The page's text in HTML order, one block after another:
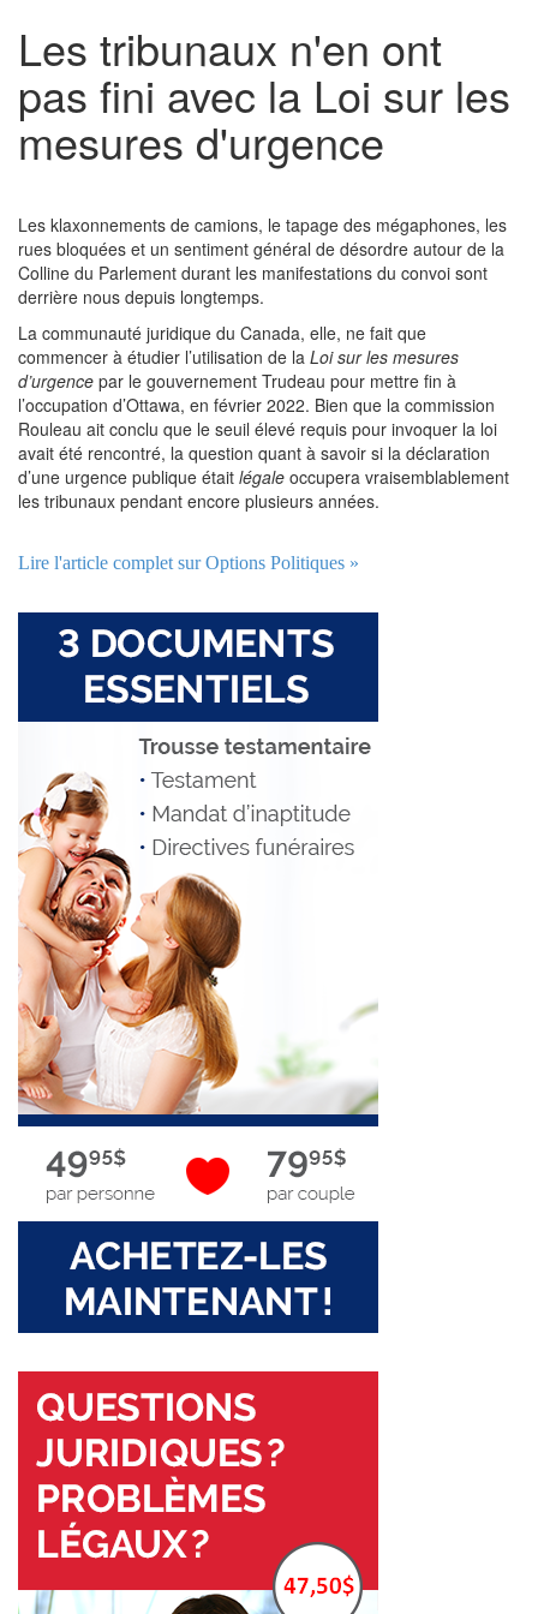
Les tribunaux n'en ont
pas fini avec la Loi sur les
mesures d'urgence
Les klaxonnements de camions, le tapage des mégaphones, les
rues bloquées et un sentiment général de désordre autour de la
Colline du Parlement durant les manifestations du convoi sont
derrière nous depuis longtemps.
La communauté juridique du Canada, elle, ne fait que
commencer à étudier l’utilisation de la Loi sur les mesures
d’urgence par le gouvernement Trudeau pour mettre fin à
l’occupation d’Ottawa, en février 2022. Bien que la commission
Rouleau ait conclu que le seuil élevé requis pour invoquer la loi
avait été rencontré, la question quant à savoir si la déclaration
d’une urgence publique était légale occupera vraisemblablement
les tribunaux pendant encore plusieurs années.
Lire l'article complet sur Options Politiques »